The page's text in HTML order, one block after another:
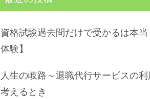
資格試験過去問だけで受かるは本当
体験】
人生の岐路～退職代行サービスの利
考えるとき